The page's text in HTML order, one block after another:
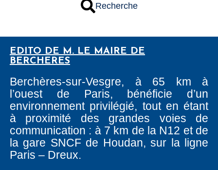
Recherche
EDITO DE M. LE MAIRE DE
BERCHERES
Berchères-sur-Vesgre, à 65 km à
l’ouest de Paris, bénéficie d’un
environnement privilégié, tout en étant
à proximité des grandes voies de
communication : à 7 km de la N12 et de
la gare SNCF de Houdan, sur la ligne
Paris – Dreux.